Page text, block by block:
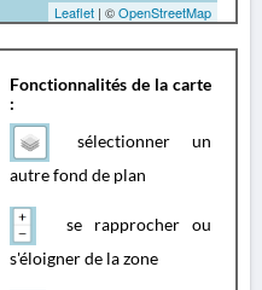
Leaflet | ©OpenStreetMap
Fonctionnalités de la carte
:
sélectionner un
autre fond de plan
se rapprocher ou
s'éloigner de la zone